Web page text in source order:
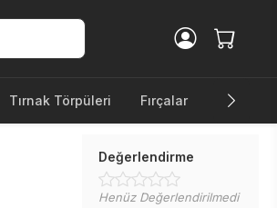
Tırnak Törpüleri Fırçalar Diğer
Değerlendirme
Henüz Değerlendirilmedi